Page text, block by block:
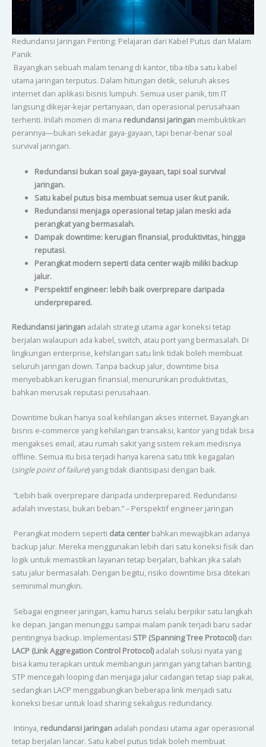
Redundansi Jaringan Penting: Pelajaran dari Kabel Putus dan Malam
Panik
Bayangkan sebuah malam tenang di kantor, tiba-tiba satu kabel
utama jaringan terputus. Dalam hitungan detik, seluruh akses
internet dan aplikasi bisnis lumpuh. Semua user panik, tim IT
langsung dikejar-kejar pertanyaan, dan operasional perusahaan
terhenti. Inilah momen di mana redundansi jaringanmembuktikan
perannya—bukan sekadar gaya-gayaan, tapi benar-benar soal
survival jaringan.
Redundansi bukan soal gaya-gayaan, tapi soal survival
jaringan.
Satu kabel putus bisa membuat semua user ikut panik.
Redundansi menjaga operasional tetap jalan meski ada
perangkat yang bermasalah.
Dampak downtime: kerugian finansial, produktivitas, hingga
reputasi.
Perangkat modern seperti data center wajib miliki backup
jalur.
Perspektif engineer: lebih baik overprepare daripada
underprepared.
Redundansi jaringanadalah strategi utama agar koneksi tetap
berjalan walaupun ada kabel, switch, atau port yang bermasalah. Di
lingkungan enterprise, kehilangan satu link tidak boleh membuat
seluruh jaringan down. Tanpa backup jalur, downtime bisa
menyebabkan kerugian finansial, menurunkan produktivitas,
bahkan merusak reputasi perusahaan.
Downtime bukan hanya soal kehilangan akses internet. Bayangkan
bisnis e-commerce yang kehilangan transaksi, kantor yang tidak bisa
mengakses email, atau rumah sakit yang sistem rekam medisnya
offline. Semua itu bisa terjadi hanya karena satu titik kegagalan
(single point of failure) yang tidak diantisipasi dengan baik.
“Lebih baik overprepare daripada underprepared. Redundansi
adalah investasi, bukan beban.” – Perspektif engineer jaringan
Perangkat modern seperti data centerbahkan mewajibkan adanya
backup jalur. Mereka menggunakan lebih dari satu koneksi fisik dan
logik untuk memastikan layanan tetap berjalan, bahkan jika salah
satu jalur bermasalah. Dengan begitu, risiko downtime bisa ditekan
seminimal mungkin.
Sebagai engineer jaringan, kamu harus selalu berpikir satu langkah
ke depan. Jangan menunggu sampai malam panik terjadi baru sadar
pentingnya backup. Implementasi STP (Spanning Tree Protocol)dan
LACP (Link Aggregation Control Protocol)adalah solusi nyata yang
bisa kamu terapkan untuk membangun jaringan yang tahan banting.
STP mencegah looping dan menjaga jalur cadangan tetap siap pakai,
sedangkan LACP menggabungkan beberapa link menjadi satu
koneksi besar untuk load sharing sekaligus redundancy.
Intinya, redundansi jaringanadalah pondasi utama agar operasional
tetap berjalan lancar. Satu kabel putus tidak boleh membuat